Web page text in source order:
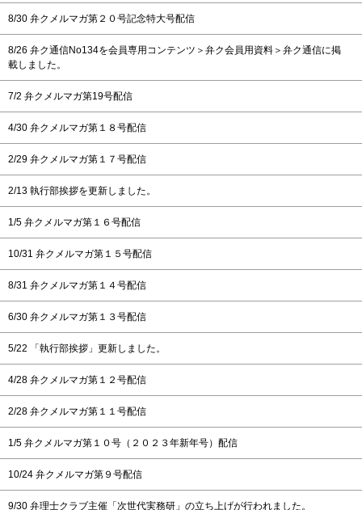
8/30 弁クメルマガ第２０号記念特大号配信
8/26 弁ク通信No134を会員専用コンテンツ＞弁ク会員用資料＞弁ク通信に掲
載しました。
7/2 弁クメルマガ第19号配信
4/30 弁クメルマガ第１８号配信
2/29 弁クメルマガ第１７号配信
2/13 執行部挨拶を更新しました。
1/5 弁クメルマガ第１６号配信
10/31 弁クメルマガ第１５号配信
8/31 弁クメルマガ第１４号配信
6/30 弁クメルマガ第１３号配信
5/22 「執行部挨拶」更新しました。
4/28 弁クメルマガ第１２号配信
2/28 弁クメルマガ第１１号配信
1/5 弁クメルマガ第１０号（２０２３年新年号）配信
10/24 弁クメルマガ第９号配信
9/30 弁理士クラブ主催「次世代実務研」の立ち上げが行われました。